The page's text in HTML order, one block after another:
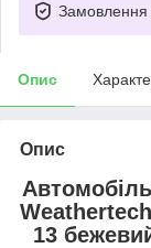
Замовлення
Опис
Опис
13